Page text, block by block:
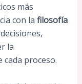
más
con la filosofía
la
proceso.